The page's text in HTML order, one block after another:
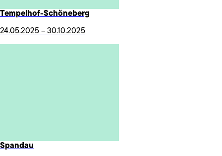
Tempelhof-Schöneberg
24.05.2025 – 30.10.2025
Spandau